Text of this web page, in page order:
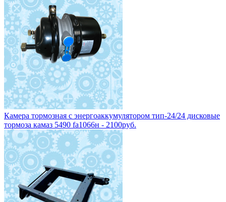
Камера тормозная с энергоаккумулятором тип-24/24 дисковые
тормоза камаз 5490 fa1066н - 2100руб.